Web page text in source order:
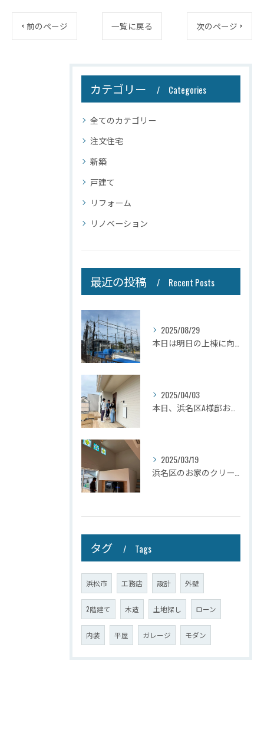
< 前のページ 一覧に戻る 次のページ >
カテゴリー Categories
全てのカテゴリー
注文住宅
新築
戸建て
リフォーム
リノベーション
最近の投稿 Recent Posts
2025/08/29
2025/04/03
2025/03/19
タグ Tags
浜松市 工務店 設計 外壁
2階建て 木造 土地探し ローン
内装 平屋 ガレージ モダン